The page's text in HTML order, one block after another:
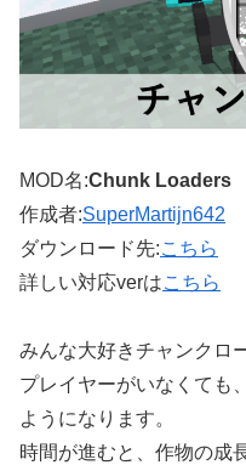
MOD名:Chunk Loaders
作成者:SuperMartijn642
ダウンロード先:こちら
詳しい対応verはこちら
みんな大好きチャンクロ
プレイヤーがいなくても
ようになります。
時間が進むと、作物の成